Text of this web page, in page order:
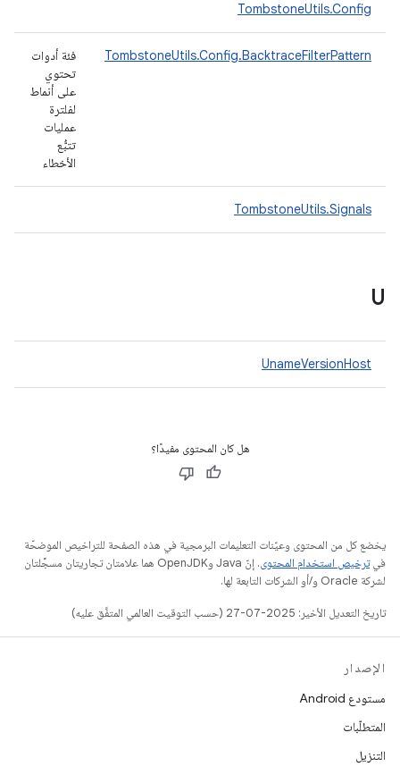
TombstoneUtils.Config
TombstoneUtils.Config.BacktraceFilterPattern
فئة أدوات
تحتوي
على أنماط
لفلترة
عمليات
تتبُّع
الأخطاء
TombstoneUtils.Signals
U
UnameVersionHost
هل كان المحتوى مفيدًا؟
يخضع كل من المحتوى وعيّنات التعليمات البرمجية في هذه الصفحة للتراخيص الموضحّة
فيترخيص استخدام المحتوى
. إنّ Java وOpenJDK هما علامتان تجاريتان مسجَّلتان
لشركة Oracle و/أو الشركات التابعة لها.
تاريخ التعديل الأخير: 2025-07-27 (حسب التوقيت العالمي المتفَّق عليه)
الإصدار
مستودع Android
المتطلّبات
التنزيل